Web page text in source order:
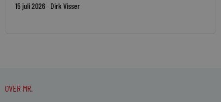
15 juli 2026 Dirk Visser
OVER MR.